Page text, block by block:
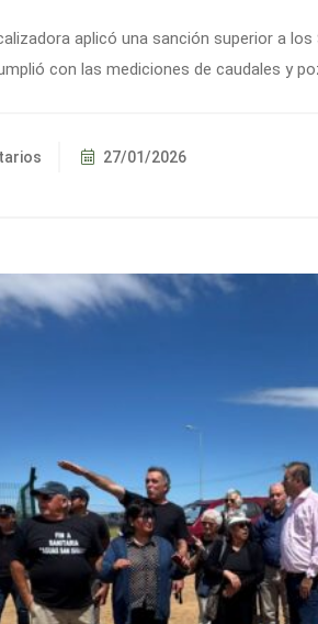
aplicó una sanción superior a
con las mediciones de caudales y
27/01/2026